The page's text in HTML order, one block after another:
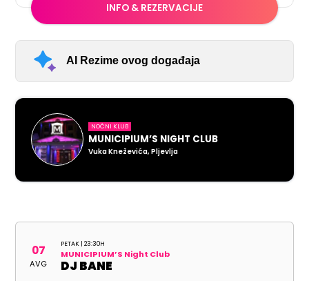
INFO & REZERVACIJE
AI Rezime ovog događaja
NOĆNI KLUB
MUNICIPIUM’S NIGHT CLUB
Vuka Kneževića, Pljevlja
07
AVG
PETAK | 23:30H
MUNICIPIUM’S Night Club
DJ BANE